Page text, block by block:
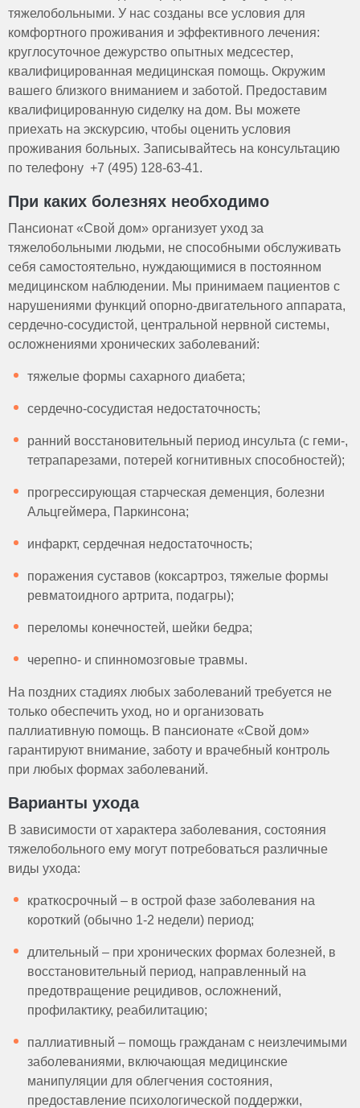
тяжелобольными. У нас созданы все условия для
комфортного проживания и эффективного лечения:
круглосуточное дежурство опытных медсестер,
квалифицированная медицинская помощь. Окружим
вашего близкого вниманием и заботой. Предоставим
квалифицированную сиделку на дом. Вы можете
приехать на экскурсию, чтобы оценить условия
проживания больных. Записывайтесь на консультацию
по телефону +7 (495) 128-63-41.
При каких болезнях необходимо
Пансионат «Свой дом» организует уход за
тяжелобольными людьми, не способными обслуживать
себя самостоятельно, нуждающимися в постоянном
медицинском наблюдении. Мы принимаем пациентов с
нарушениями функций опорно-двигательного аппарата,
сердечно-сосудистой, центральной нервной системы,
осложнениями хронических заболеваний:
тяжелые формы сахарного диабета;
сердечно-сосудистая недостаточность;
ранний восстановительный период инсульта (с геми-,
тетрапарезами, потерей когнитивных способностей);
прогрессирующая старческая деменция, болезни
Альцгеймера, Паркинсона;
инфаркт, сердечная недостаточность;
поражения суставов (коксартроз, тяжелые формы
ревматоидного артрита, подагры);
переломы конечностей, шейки бедра;
черепно- и спинномозговые травмы.
На поздних стадиях любых заболеваний требуется не
только обеспечить уход, но и организовать
паллиативную помощь. В пансионате «Свой дом»
гарантируют внимание, заботу и врачебный контроль
при любых формах заболеваний.
Варианты ухода
В зависимости от характера заболевания, состояния
тяжелобольного ему могут потребоваться различные
виды ухода:
краткосрочный – в острой фазе заболевания на
короткий (обычно 1-2 недели) период;
длительный – при хронических формах болезней, в
восстановительный период, направленный на
предотвращение рецидивов, осложнений,
профилактику, реабилитацию;
паллиативный – помощь гражданам с неизлечимыми
заболеваниями, включающая медицинские
манипуляции для облегчения состояния,
предоставление психологической поддержки,